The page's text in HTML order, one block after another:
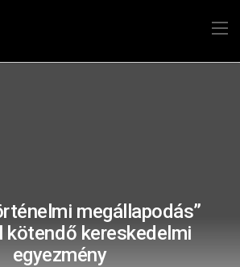
megállapodás”
kötendő kereskedelmi
egyezmény